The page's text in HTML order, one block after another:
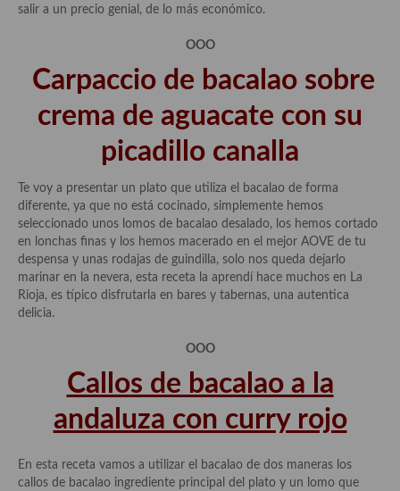
Cocina Azerí (Azerbaiyán)
Cocina de Tunez
Cocina Oriental
Cocina Tailandesa
Cocina Japonesa
Cocina Vietnamita
Cocina camboyana
Cocina Coreana
Cocina China
Cocina del Pacifico
Cocina de Hawái
salir a un precio genial, de lo más económico.
OOO
Carpaccio de bacalao sobre
crema de aguacate con su
picadillo canalla
Te voy a presentar un plato que utiliza el bacalao de forma
diferente, ya que no está cocinado, simplemente hemos
seleccionado unos lomos de bacalao desalado, los hemos cortado
en lonchas finas y los hemos macerado en el mejor AOVE de tu
despensa y unas rodajas de guindilla, solo nos queda dejarlo
marinar en la nevera, esta receta la aprendí hace muchos en La
Rioja, es típico disfrutarla en bares y tabernas, una autentica
delicia.
OOO
Callos de bacalao a la
andaluza con curry rojo
En esta receta vamos a utilizar el bacalao de dos maneras los
callos de bacalao ingrediente principal del plato y un lomo que